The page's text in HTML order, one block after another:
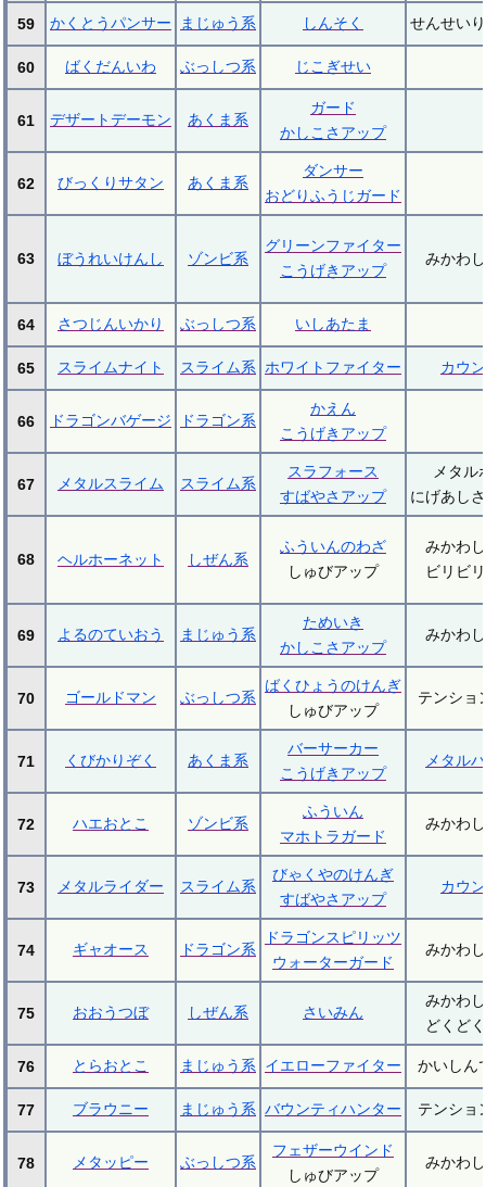
59 かくとうパンサー まじゅう系 しんそく せんせい
60 ばくだんいわ ぶっしつ系 じこぎせい
61 デザートデーモン あくま系
ガード
かしこさアップ
62 びっくりサタン あくま系
ダンサー
おどりふうじガード
63 ぼうれいけんし ゾンビ系
グリーンファイター
こうげきアップ
みかわ
64 さつじんいかり ぶっしつ系 いしあたま
65 スライムナイト スライム系 ホワイトファイター カウ
66 ドラゴンバゲージ ドラゴン系
かえん
こうげきアップ
67 メタルスライム スライム系
スラフォース
すばやさアップ
メタル
にげあし
68 ヘルホーネット しぜん系
ふういんのわざ
しゅびアップ
みかわ
ビリビ
69 よるのていおう まじゅう系
ためいき
かしこさアップ
みかわ
70 ゴールドマン ぶっしつ系
ばくひょうのけんぎ
しゅびアップ
テンショ
71 くびかりぞく あくま系
バーサーカー
こうげきアップ
メタル
72 ハエおとこ ゾンビ系
ふういん
マホトラガード
みかわ
73 メタルライダー スライム系
びゃくやのけんぎ
すばやさアップ
カウ
74 ギャオース ドラゴン系
ドラゴンスピリッツ
ウォーターガード
みかわ
75 おおうつぼ しぜん系 さいみん
みかわ
どくど
76 とらおとこ まじゅう系 イエローファイター かいしん
77 ブラウニー まじゅう系 バウンティハンター テンショ
78 メタッピー ぶっしつ系
フェザーウインド
しゅびアップ
みかわ